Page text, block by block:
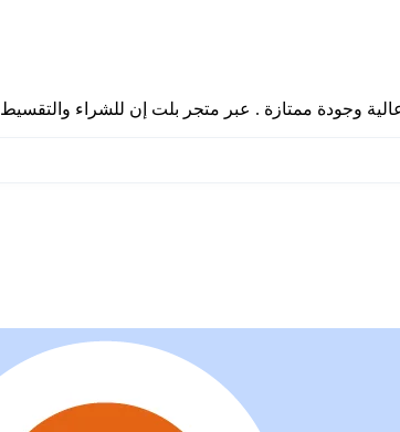
وجودة ممتازة . عبر متجر بلت إن للشراء والتقسيط